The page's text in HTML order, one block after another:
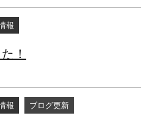
報
！
報 ブログ更新